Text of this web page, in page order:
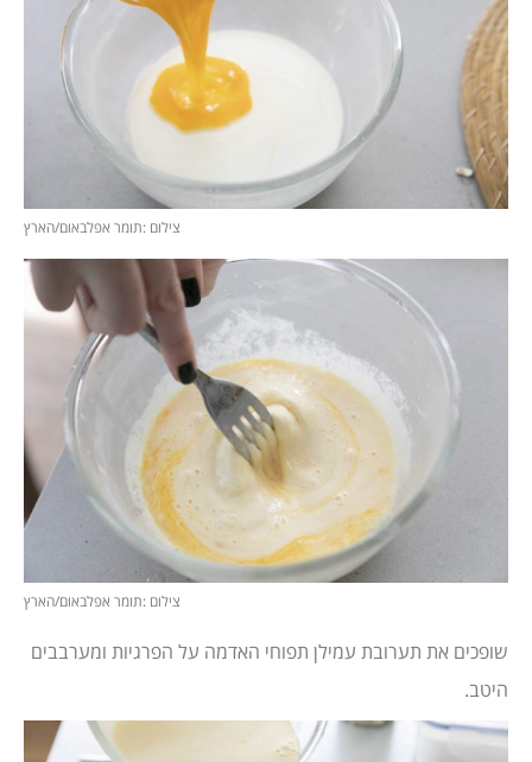
צילום :תומר אפלבאום/הארץ
צילום :תומר אפלבאום/הארץ
שופכים את תערובת עמילן תפוחי האדמה על הפרגיות ומערבבים
היטב.